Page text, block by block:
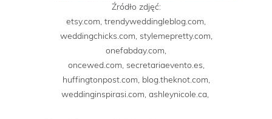
Źródło zdjęć:
etsy.com, trendyweddingleblog.com,
weddingchicks.com, stylemepretty.com,
onefabday.com,
oncewed.com, secretariaevento.es,
huffingtonpost.com, blog.theknot.com,
weddinginspirasi.com, ashleynicole.ca,